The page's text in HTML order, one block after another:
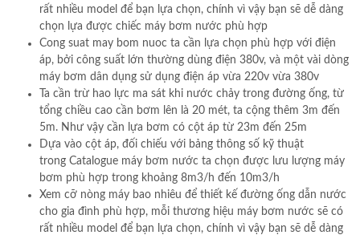
rất nhiều model để bạn lựa chọn, chính vì vậy bạn sẽ dễ dàng
chọn lựa được chiếc máy bơm nước phù hợp
Cong suat may bom nuoc ta cần lựa chọn phù hợp với điện
áp, bởi công suất lớn thường dùng điện 380v, và một vài dòng
máy bơm dân dụng sử dụng điện áp vừa 220v vừa 380v
Ta cần trừ hao lực ma sát khi nước chảy trong đường ống, từ
tổng chiều cao cần bơm lên là 20 mét, ta cộng thêm 3m đến
5m. Như vậy cần lựa bơm có cột áp từ 23m đến 25m
Dựa vào cột áp, đối chiếu với bảng thông số kỹ thuật
trong Catalogue máy bơm nước ta chọn được lưu lượng máy
bơm phù hợp trong khoảng 8m3/h đến 10m3/h
Xem cỡ nòng máy bao nhiêu để thiết kế đường ống dẫn nước
cho gia đình phù hợp, mỗi thương hiệu máy bơm nước sẽ có
rất nhiều model để bạn lựa chọn, chính vì vậy bạn sẽ dễ dàng